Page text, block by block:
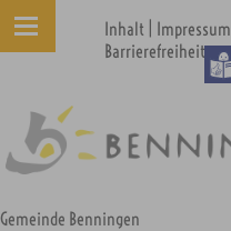
Inhalt Impressum
Barrierefreiheit
Gemeinde Benningen